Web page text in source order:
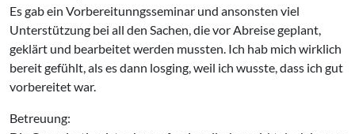
Es gab ein Vorbereitunngsseminar und ansonsten viel
Unterstützung bei all den Sachen, die vor Abreise geplant,
geklärt und bearbeitet werden mussten. Ich hab mich wirklich
bereit gefühlt, als es dann losging, weil ich wusste, dass ich gut
vorbereitet war.
Betreuung: